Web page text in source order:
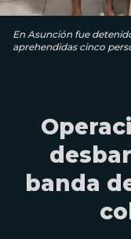
En Asunción fue
aprehendidas cinco
banda